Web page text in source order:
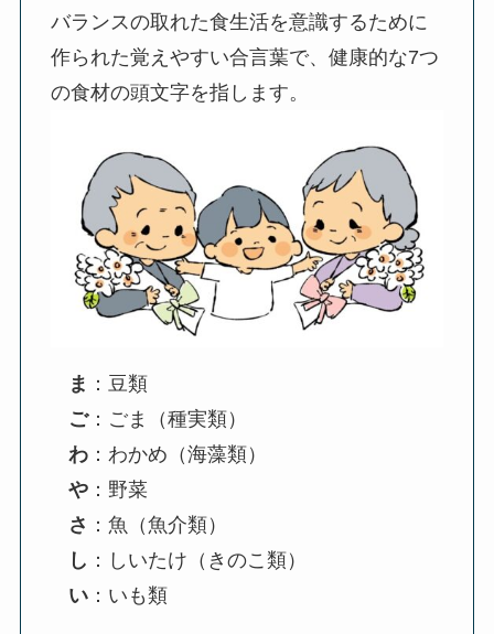
バランスの取れた食生活を意識するために
作られた覚えやすい合言葉で、健康的な7つ
の食材の頭文字を指します。
ま ：豆類
ご：ごま（種実類）
わ：わかめ（海藻類）
や：野菜
さ ：魚（魚介類）
し ：しいたけ（きのこ類）
い：いも類